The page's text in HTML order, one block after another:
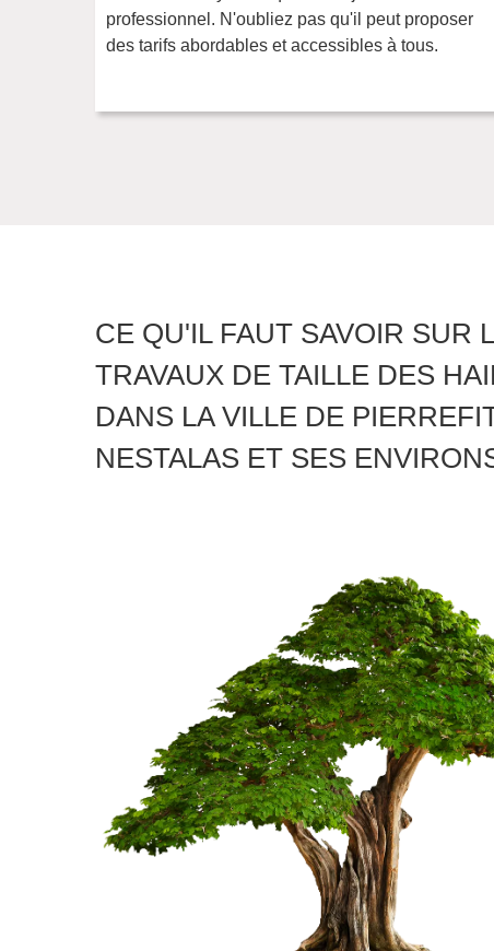
professionnel. N'oubliez pas qu'il peut proposer
des tarifs abordables et accessibles à tous.
CE QU'IL FAUT SAVOIR SUR
TRAVAUX DE TAILLE DES
DANS LA VILLE DE
NESTALAS ET SES